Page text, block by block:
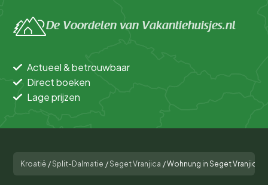
De Voordelen van Vakantiehuisjes.nl
Actueel & betrouwbaar
Direct boeken
Lage prijzen
Kroatië /Split-Dalmatie /Seget Vranjica /Wohnung in Seget Vranjica